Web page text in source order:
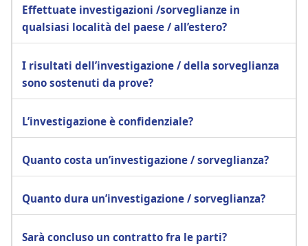
Effettuate investigazioni /sorveglianze in
qualsiasi località del paese / all’estero?
I risultati dell’investigazione / della sorveglianza
sono sostenuti da prove?
L’investigazione è confidenziale?
Quanto costa un’investigazione / sorveglianza?
Quanto dura un’investigazione / sorveglianza?
Sarà concluso un contratto fra le parti?